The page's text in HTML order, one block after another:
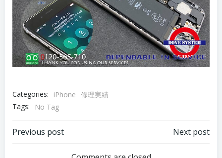
Categories: iPhone 修理実績
Tags:
No Tag
Post
Previous post Next post